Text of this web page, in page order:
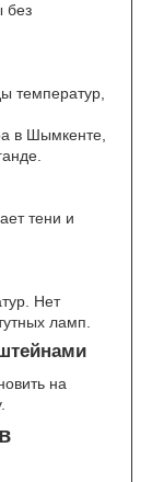
без
температур,
в Шымкенте,
тени и
Нет
ламп.
на